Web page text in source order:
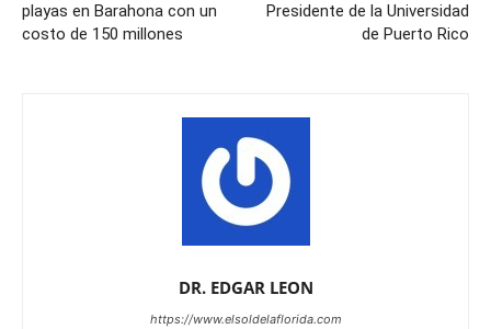
playas en Barahona con un
costo de 150 millones
Presidente de la Universidad
de Puerto Rico
DR. EDGAR LEON
https://www.elsoldelaflorida.com